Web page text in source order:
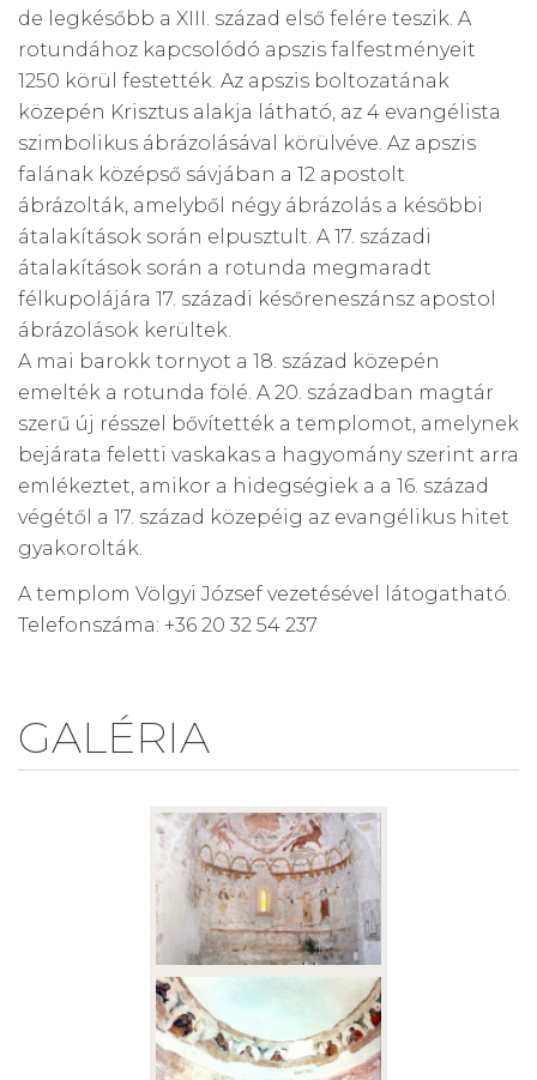
de legkésőbb a XIII. század első felére teszik. A
rotundához kapcsolódó apszis falfestményeit
1250 körül festették. Az apszis boltozatának
közepén Krisztus alakja látható, az 4 evangélista
szimbolikus ábrázolásával körülvéve. Az apszis
falának középső sávjában a 12 apostolt
ábrázolták, amelyből négy ábrázolás a későbbi
átalakítások során elpusztult. A 17. századi
átalakítások során a rotunda megmaradt
félkupolájára 17. századi későreneszánsz apostol
ábrázolások kerültek.
A mai barokk tornyot a 18. század közepén
emelték a rotunda fölé. A 20. században magtár
szerű új résszel bővítették a templomot, amelynek
bejárata feletti vaskakas a hagyomány szerint arra
emlékeztet, amikor a hidegségiek a a 16. század
végétől a 17. század közepéig az evangélikus hitet
gyakorolták.
A templom Völgyi József vezetésével látogatható.
Telefonszáma: +36 20 32 54 237
GALÉRIA